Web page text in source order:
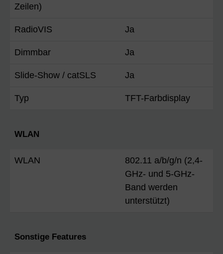
Zeilen)
RadioVIS Ja
Dimmbar Ja
Slide-Show / catSLS Ja
Typ TFT-Farbdisplay
WLAN
WLAN
802.11 a/b/g/n (2,4-
GHz- und 5-GHz-
Band werden
unterstützt)
Sonstige Features